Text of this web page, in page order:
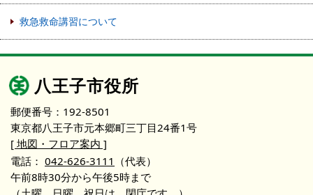
救急救命講習について
八王子市役所
郵便番号：192-8501
東京都八王子市元本郷町三丁目24番1号
[ 地図・フロア案内 ]
電話： 042-626-3111 （代表）
午前8時30分から午後5時まで